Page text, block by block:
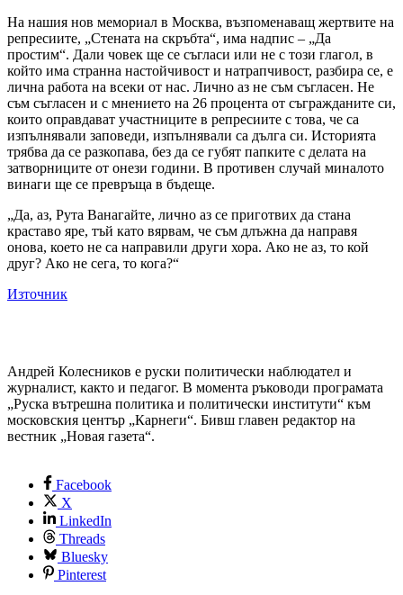
На нашия нов мемориал в Москва, възпоменаващ жертвите на
репресиите, „Стената на скръбта“, има надпис – „Да
простим“. Дали човек ще се съгласи или не с този глагол, в
който има странна настойчивост и натрапчивост, разбира се, е
лична работа на всеки от нас. Лично аз не съм съгласен. Не
съм съгласен и с мнението на 26 процента от съгражданите си,
които оправдават участниците в репресиите с това, че са
изпълнявали заповеди, изпълнявали са дълга си. Историята
трябва да се разкопава, без да се губят папките с делата на
затворниците от онези години. В противен случай миналото
винаги ще се превръща в бъдеще.
„Да, аз, Рута Ванагайте, лично аз се приготвих да стана
краставо яре, тъй като вярвам, че съм длъжна да направя
онова, което не са направили други хора. Ако не аз, то кой
друг? Ако не сега, то кога?“
Източник
Андрей Колесников е руски политически наблюдател и
журналист, както и педагог. В момента ръководи програмата
„Руска вътрешна политика и политически институти“ към
московския център „Карнеги“. Бивш главен редактор на
вестник „Новая газета“.
Facebook
X
LinkedIn
Threads
Bluesky
Pinterest